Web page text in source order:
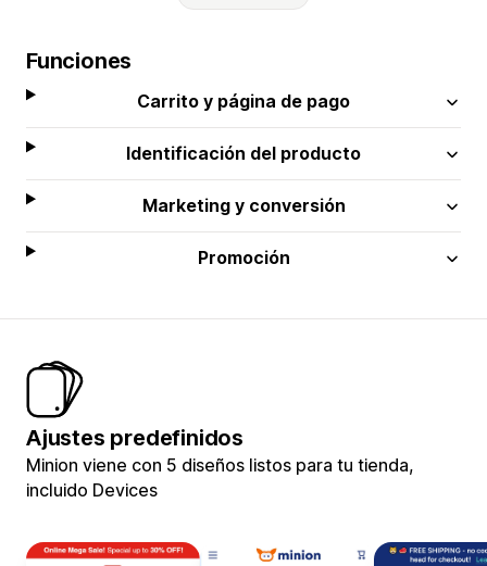
Funciones
Carrito y página de pago
Identificación del producto
Marketing y conversión
Promoción
Ajustes predefinidos
Minion viene con 5 diseños listos para tu tienda,
incluido Devices